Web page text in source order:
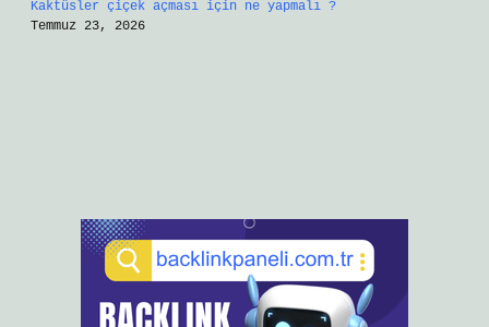
Kaktüsler çiçek açması için ne yapmalı ?
Temmuz 23, 2026